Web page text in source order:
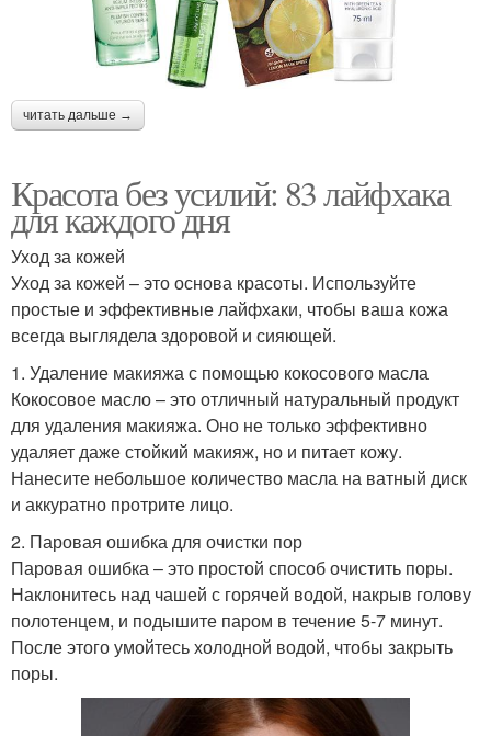
читать дальше →
Красота без усилий: 83 лайфхака
для каждого дня
Уход за кожей
Уход за кожей – это основа красоты. Используйте
простые и эффективные лайфхаки, чтобы ваша кожа
всегда выглядела здоровой и сияющей.
1. Удаление макияжа с помощью кокосового масла
Кокосовое масло – это отличный натуральный продукт
для удаления макияжа. Оно не только эффективно
удаляет даже стойкий макияж, но и питает кожу.
Нанесите небольшое количество масла на ватный диск
и аккуратно протрите лицо.
2. Паровая ошибка для очистки пор
Паровая ошибка – это простой способ очистить поры.
Наклонитесь над чашей с горячей водой, накрыв голову
полотенцем, и подышите паром в течение 5-7 минут.
После этого умойтесь холодной водой, чтобы закрыть
поры.